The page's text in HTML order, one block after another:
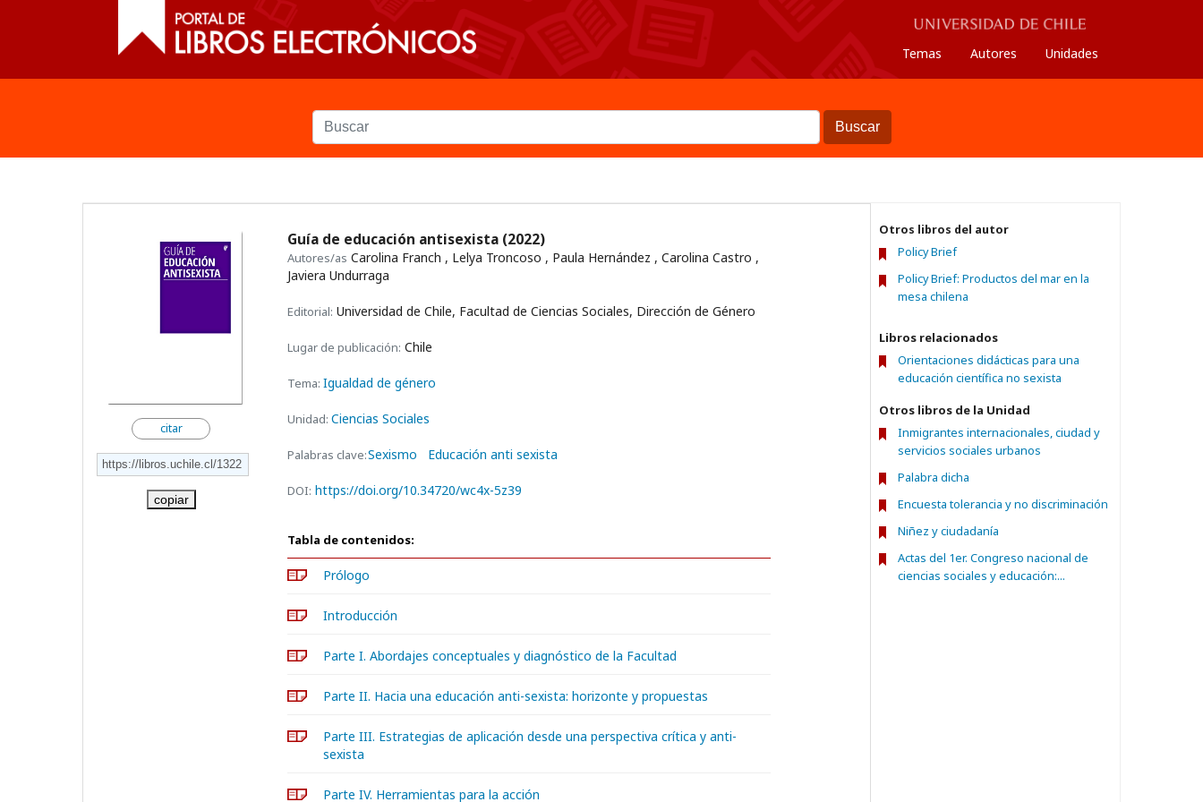
Temas Autores Unidades
Buscar
citar
copiar
Guía de educación antisexista (2022)
Autores/as Carolina Franch , Lelya Troncoso , Paula Hernández , Carolina Castro ,
Javiera Undurraga
Editorial: Universidad de Chile, Facultad de Ciencias Sociales, Dirección de Género
Lugar de publicación: Chile
Tema: Igualdad de género
Unidad: Ciencias Sociales
Palabras clave:Sexismo Educación anti sexista
DOI: https://doi.org/10.34720/wc4x-5z39
Tabla de contenidos:
Prólogo
Introducción
Parte I. Abordajes conceptuales y diagnóstico de la Facultad
Parte II. Hacia una educación anti-sexista: horizonte y propuestas
Parte III. Estrategias de aplicación desde una perspectiva crítica y anti-
sexista
Parte IV. Herramientas para la acción
Otros libros del autor
Policy Brief
Policy Brief: Productos del mar en la
mesa chilena
Libros relacionados
Orientaciones didácticas para una
educación científica no sexista
Otros libros de la Unidad
Inmigrantes internacionales, ciudad y
servicios sociales urbanos
Palabra dicha
Encuesta tolerancia y no discriminación
Niñez y ciudadanía
Actas del 1er. Congreso nacional de
ciencias sociales y educación:...